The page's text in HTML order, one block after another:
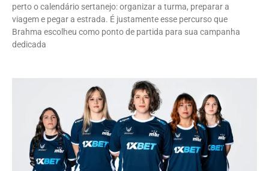
perto o calendário sertanejo: organizar a turma, preparar a
viagem e pegar a estrada. É justamente esse percurso que
Brahma escolheu como ponto de partida para sua campanha
dedicada